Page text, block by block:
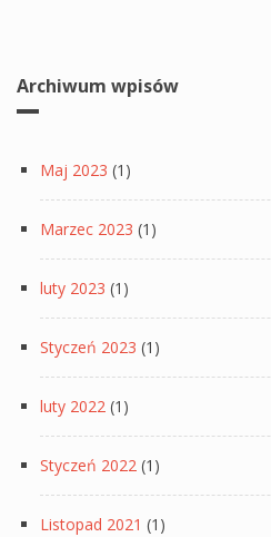
Archiwum wpisów
Maj 2023 (1)
Marzec 2023 (1)
luty 2023 (1)
Styczeń 2023 (1)
luty 2022 (1)
Styczeń 2022 (1)
Listopad 2021 (1)